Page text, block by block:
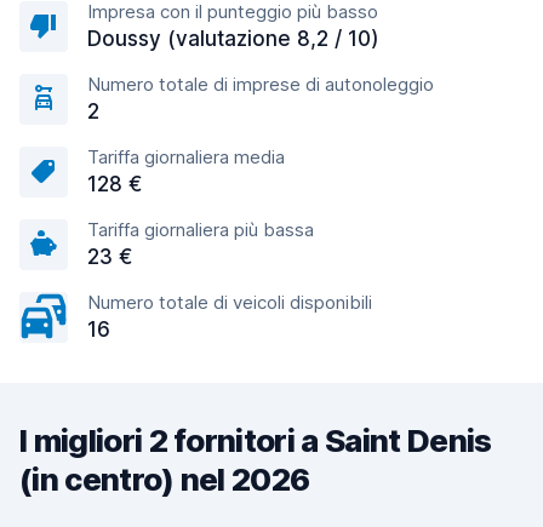
Impresa con il punteggio più basso
Doussy (valutazione 8,2 / 10)
Numero totale di imprese di autonoleggio
2
Tariffa giornaliera media
128 €
Tariffa giornaliera più bassa
23 €
Numero totale di veicoli disponibili
16
I migliori 2 fornitori a Saint Denis
(in centro) nel 2026